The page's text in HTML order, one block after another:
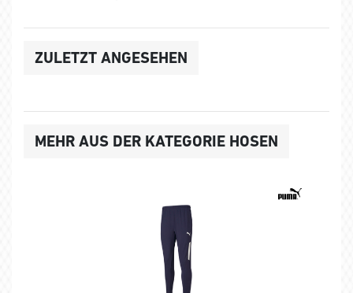
ZULETZT ANGESEHEN
MEHR AUS DER KATEGORIE HOSEN